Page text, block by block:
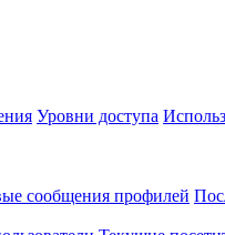
Уровни доступа
сообщения профилей